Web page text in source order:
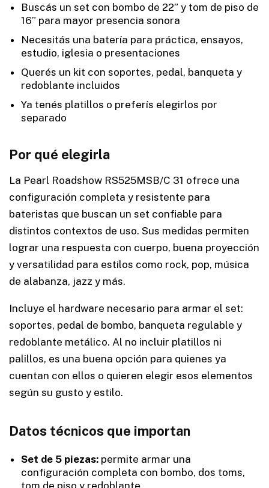
Buscás un set con bombo de 22” y tom de piso de
16” para mayor presencia sonora
Necesitás una batería para práctica, ensayos,
estudio, iglesia o presentaciones
Querés un kit con soportes, pedal, banqueta y
redoblante incluidos
Ya tenés platillos o preferís elegirlos por
separado
Por qué elegirla
La Pearl Roadshow RS525MSB/C 31 ofrece una
configuración completa y resistente para
bateristas que buscan un set confiable para
distintos contextos de uso. Sus medidas permiten
lograr una respuesta con cuerpo, buena proyección
y versatilidad para estilos como rock, pop, música
de alabanza, jazz y más.
Incluye el hardware necesario para armar el set:
soportes, pedal de bombo, banqueta regulable y
redoblante metálico. Al no incluir platillos ni
palillos, es una buena opción para quienes ya
cuentan con ellos o quieren elegir esos elementos
según su gusto y estilo.
Datos técnicos que importan
Set de 5 piezas: permite armar una
configuración completa con bombo, dos toms,
tom de piso y redoblante